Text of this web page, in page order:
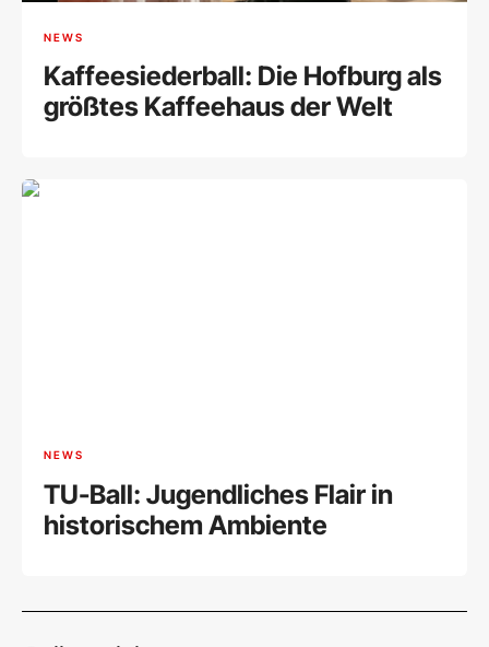
NEWS
Kaffeesiederball: Die Hofburg als
größtes Kaffeehaus der Welt
NEWS
TU-Ball: Jugendliches Flair in
historischem Ambiente